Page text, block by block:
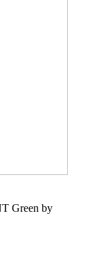
Green by